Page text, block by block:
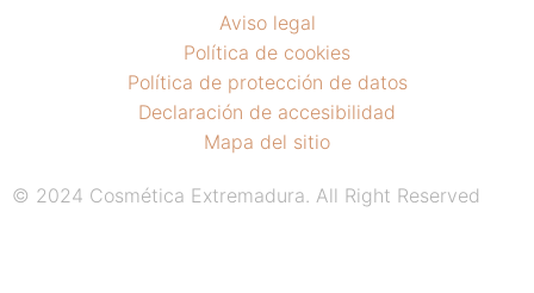
Aviso legal
Política de cookies
Política de protección de datos
Declaración de accesibilidad
Mapa del sitio
© 2024 Cosmética Extremadura. All Right Reserved